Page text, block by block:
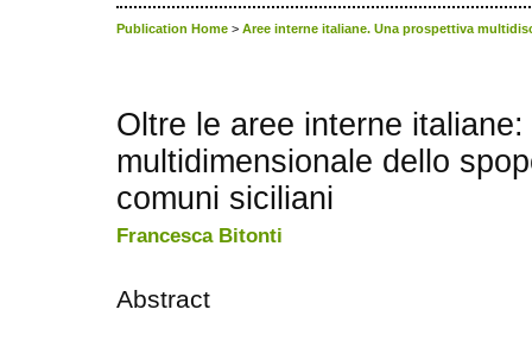
Publication Home > Aree interne italiane. Una prospettiva
Oltre le aree interne
multidimensionale dello
comuni siciliani
Francesca Bitonti
Abstract